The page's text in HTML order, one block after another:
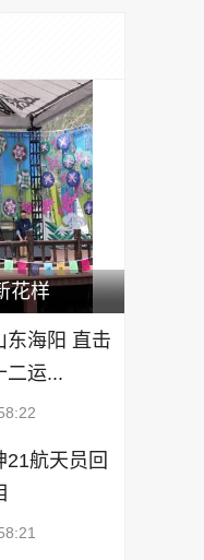
花样
东海阳 直击
二运...
21航天员回